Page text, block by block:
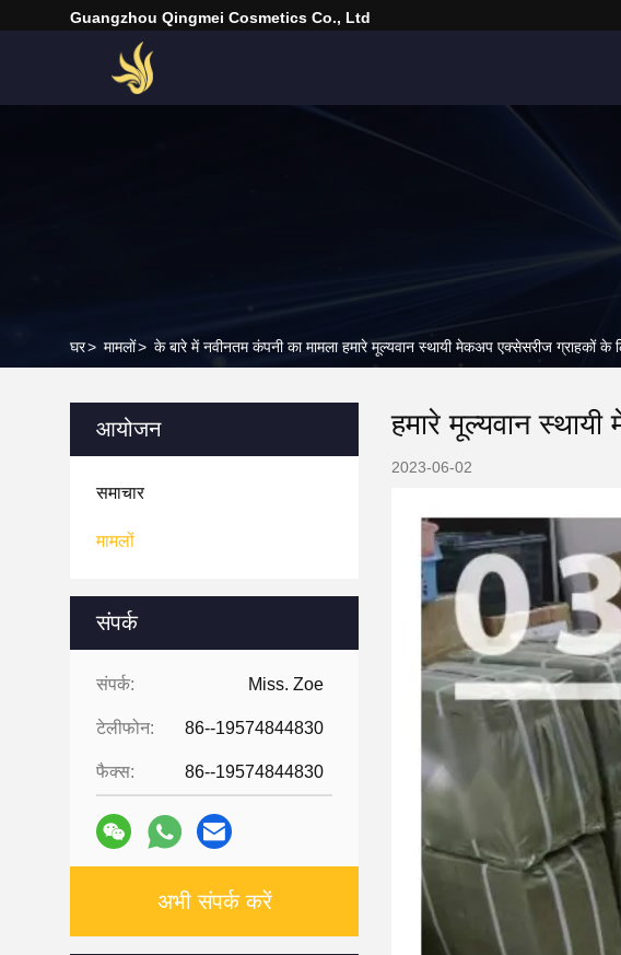
Guangzhou Qingmei Cosmetics Co., Ltd
घर> मामलों> के बारे में नवीनतम कंपनी का मामला हमारे मूल्यवान स्थायी मेकअप एक्सेसरीज ग्राहकों के
आयोजन
समाचार
मामलों
संपर्क
संपर्क: Miss. Zoe
टेलीफोन: 86--19574844830
फैक्स: 86--19574844830
अभी संपर्क करें
हमारे मूल्यवान
2023-06-02